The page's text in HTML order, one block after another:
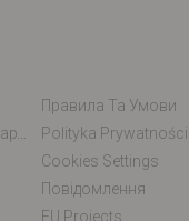
Правила Та Умови
Polityka Prywatności
Cookies Settings
Повідомлення
EU Projects